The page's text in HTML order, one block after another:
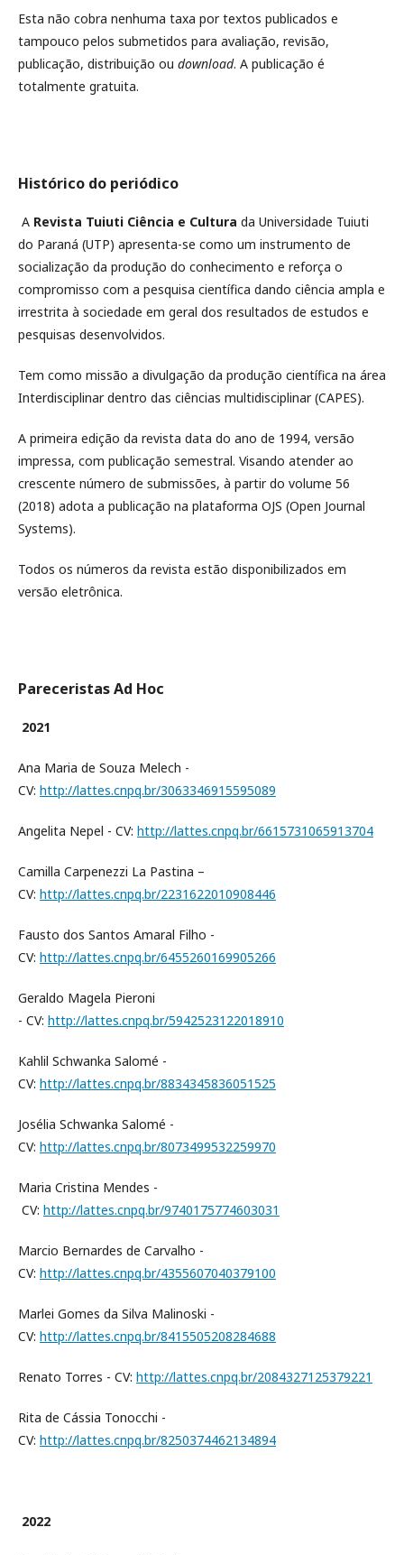
Esta não cobra nenhuma taxa por textos publicados e
tampouco pelos submetidos para avaliação, revisão,
publicação, distribuição ou download. A publicação é
totalmente gratuita.
Histórico do periódico
A Revista Tuiuti Ciência e Cultura da Universidade Tuiuti
do Paraná (UTP) apresenta-se como um instrumento de
socialização da produção do conhecimento e reforça o
compromisso com a pesquisa científica dando ciência ampla e
irrestrita à sociedade em geral dos resultados de estudos e
pesquisas desenvolvidos.
Tem como missão a divulgação da produção científica na área
Interdisciplinar dentro das ciências multidisciplinar (CAPES).
A primeira edição da revista data do ano de 1994, versão
impressa, com publicação semestral. Visando atender ao
crescente número de submissões, à partir do volume 56
(2018) adota a publicação na plataforma OJS (Open Journal
Systems).
Todos os números da revista estão disponibilizados em
versão eletrônica.
Pareceristas Ad Hoc
2021
Ana Maria de Souza Melech -
CV: http://lattes.cnpq.br/3063346915595089
Angelita Nepel - CV: http://lattes.cnpq.br/6615731065913704
Camilla Carpenezzi La Pastina –
CV: http://lattes.cnpq.br/2231622010908446
Fausto dos Santos Amaral Filho -
CV: http://lattes.cnpq.br/6455260169905266
Geraldo Magela Pieroni
- CV: http://lattes.cnpq.br/5942523122018910
Kahlil Schwanka Salomé -
CV: http://lattes.cnpq.br/8834345836051525
Josélia Schwanka Salomé -
CV: http://lattes.cnpq.br/8073499532259970
Maria Cristina Mendes -
CV: http://lattes.cnpq.br/9740175774603031
Marcio Bernardes de Carvalho -
CV: http://lattes.cnpq.br/4355607040379100
Marlei Gomes da Silva Malinoski -
CV: http://lattes.cnpq.br/8415505208284688
Renato Torres - CV: http://lattes.cnpq.br/2084327125379221
Rita de Cássia Tonocchi -
CV: http://lattes.cnpq.br/8250374462134894
2022